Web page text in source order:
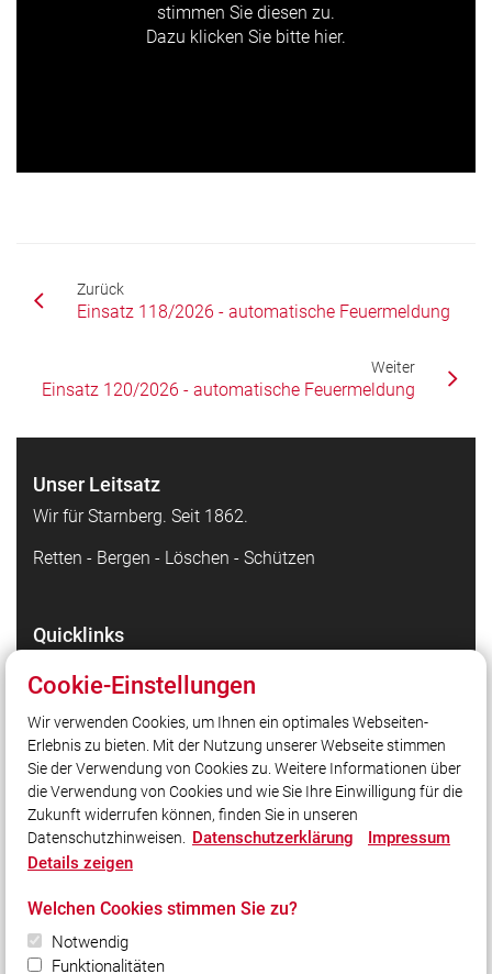
stimmen Sie diesen zu.
Dazu klicken Sie bitte hier.
Zurück
Einsatz 118/2026 - automatische Feuermeldung
Weiter
Einsatz 120/2026 - automatische Feuermeldung
Unser Leitsatz
Wir für Starnberg. Seit 1862.
Retten - Bergen - Löschen - Schützen
Quicklinks
Instagram - Bilder unserer Arbeit
TikTok - Kurzvideos zu unserer Arbeit
Stadt Starnberg
Kreisfeuerwehrverband Starnberg
Social Media
Bleiben Sie mit uns in Kontakt und vernetzen Sie sich
mit uns!
Cookie-Einstellungen
Wir verwenden Cookies, um Ihnen ein optimales Webseiten-
Erlebnis zu bieten. Mit der Nutzung unserer Webseite stimmen
Sie der Verwendung von Cookies zu. Weitere Informationen über
die Verwendung von Cookies und wie Sie Ihre Einwilligung für die
Zukunft widerrufen können, finden Sie in unseren
Datenschutzhinweisen. Datenschutzerklärung
Impressum
Details zeigen
Welchen Cookies stimmen Sie zu?
Notwendig
Funktionalitäten